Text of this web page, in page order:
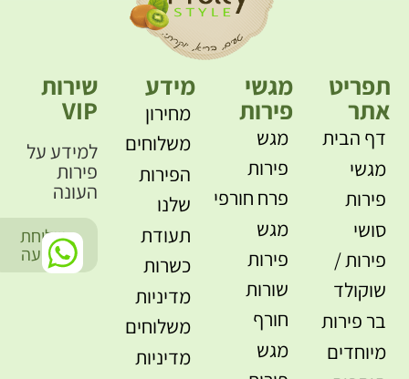
תפריט
אתר
דף הבית
מגשי
פירות
סושי
פירות /
שוקולד
בר פירות
מיוחדים
מגשי
פירות
מגש
פירות
פרח חורפי
מגש
פירות
שורות
חורף
מגש
מידע
מחירון
משלוחים
הפירות
שלנו
תעודת
כשרות
מדיניות
משלוחים
מדיניות
שירות
VIP
למידע על
פירות
העונה
שליחת
הודעה